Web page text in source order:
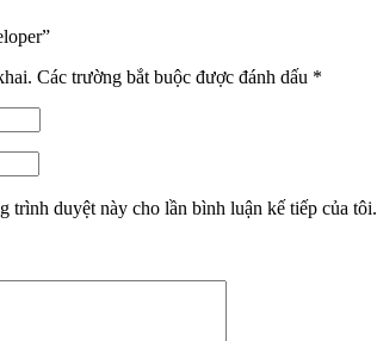
Các trường bắt buộc được đánh dấu *
trình duyệt này cho lần bình luận kế tiếp của tôi.